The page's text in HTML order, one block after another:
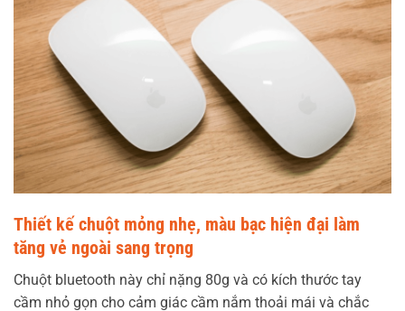
Thiết kế chuột mỏng nhẹ, màu bạc hiện đại làm
tăng vẻ ngoài sang trọng
Chuột bluetooth này chỉ nặng 80g và có kích thước tay
cầm nhỏ gọn cho cảm giác cầm nắm thoải mái và chắc